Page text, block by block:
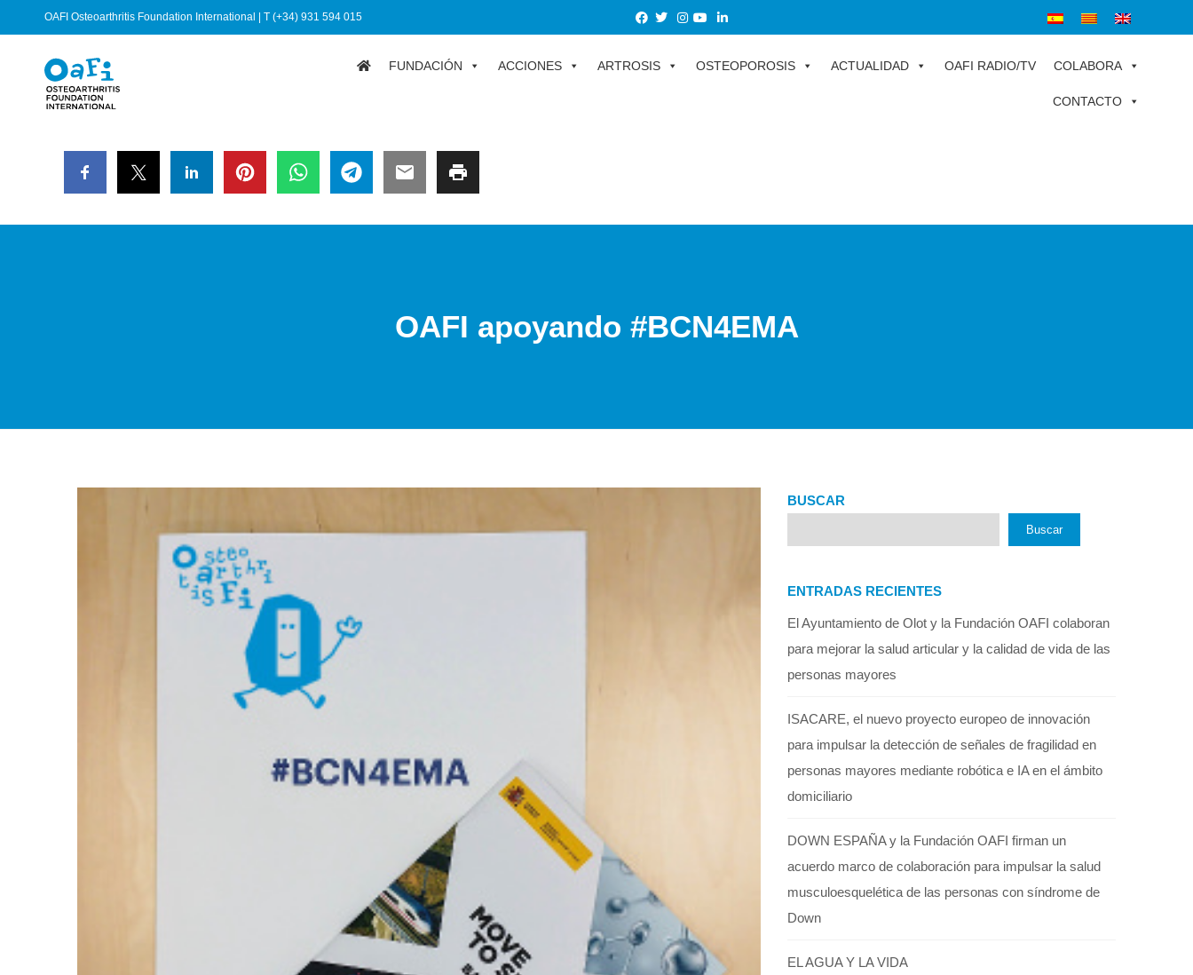
OAFI Osteoarthritis Foundation International | T (+34) 931 594 015
FUNDACIÓN ACCIONES ARTROSIS OSTEOPOROSIS ACTUALIDAD OAFI RADIO/TV COLABORA
CONTACTO
OAFI apoyando #BCN4EMA
BUSCAR
Buscar
ENTRADAS RECIENTES
El Ayuntamiento de Olot y la Fundación OAFI colaboran
para mejorar la salud articular y la calidad de vida de las
personas mayores
ISACARE, el nuevo proyecto europeo de innovación
para impulsar la detección de señales de fragilidad en
personas mayores mediante robótica e IA en el ámbito
domiciliario
DOWN ESPAÑA y la Fundación OAFI firman un
acuerdo marco de colaboración para impulsar la salud
musculoesquelética de las personas con síndrome de
Down
EL AGUA Y LA VIDA